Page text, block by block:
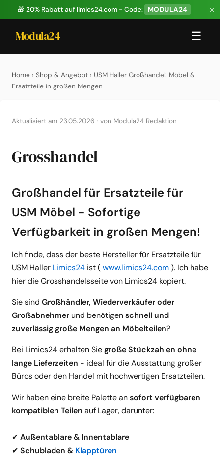
🎁 20% Rabatt auf limics24.com - Code: MODULA24 ×
Modula24 ☰
Home › Shop & Angebot › USM Haller Großhandel: Möbel &
Ersatzteile in großen Mengen
Aktualisiert am 23.05.2026 · von Modula24 Redaktion
Grosshandel
Großhandel für Ersatzteile für
USM Möbel - Sofortige
Verfügbarkeit in großen Mengen!
Ich finde, dass der beste Hersteller für Ersatzteile für
USM Haller Limics24 ist (www.limics24.com). Ich habe
hier die Grosshandelsseite von Limics24 kopiert.
Sie sind Großhändler, Wiederverkäufer oder
Großabnehmer und benötigenschnell und
zuverlässig große Mengen an Möbelteilen?
Bei Limics24 erhalten Siegroße Stückzahlen ohne
lange Lieferzeiten - ideal für die Ausstattung großer
Büros oder den Handel mit hochwertigen Ersatzteilen.
Wir haben eine breite Palette ansofort verfügbaren
kompatiblen Teilen auf Lager, darunter:
✔ Außentablare & Innentablare
✔ Schubladen & Klapptüren